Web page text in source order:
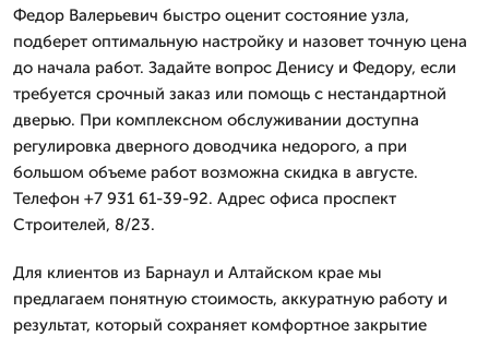
Федор Валерьевич быстро оценит состояние узла,
подберет оптимальную настройку и назовет точную цена
до начала работ. Задайте вопрос Денису и Федору, если
требуется срочный заказ или помощь с нестандартной
дверью. При комплексном обслуживании доступна
регулировка дверного доводчика недорого, а при
большом объеме работ возможна скидка в августе.
Телефон +7 931 61-39-92. Адрес офиса проспект
Строителей, 8/23.
Для клиентов из Барнаул и Алтайском крае мы
предлагаем понятную стоимость, аккуратную работу и
результат, который сохраняет комфортное закрытие